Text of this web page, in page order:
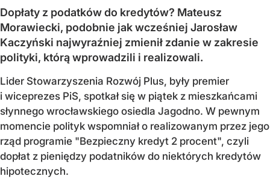
Dopłaty z podatków do kredytów? Mateusz
Morawiecki, podobnie jak wcześniej Jarosław
Kaczyński najwyraźniej zmienił zdanie w zakresie
polityki, którą wprowadzili i realizowali.
Lider Stowarzyszenia Rozwój Plus, były premier
i wiceprezes PiS, spotkał się w piątek z mieszkańcami
słynnego wrocławskiego osiedla Jagodno. W pewnym
momencie polityk wspomniał o realizowanym przez jego
rząd programie "Bezpieczny kredyt 2 procent", czyli
dopłat z pieniędzy podatników do niektórych kredytów
hipotecznych.